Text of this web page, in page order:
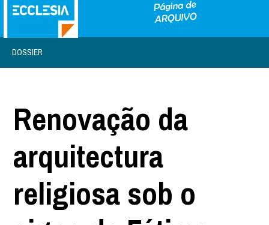
DOSSIER
Renovação da
arquitectura
religiosa sob o